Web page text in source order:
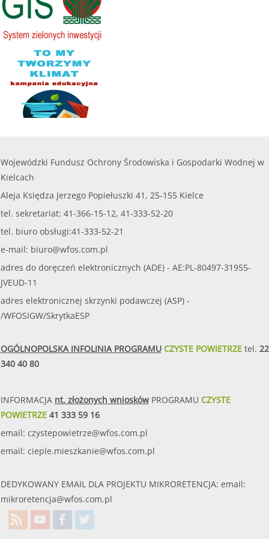
......
czytaj więcej...
Wojewódzki Fundusz Ochrony Środowiska i Gospodarki Wodnej w
Kielcach
Aleja Księdza Jerzego Popiełuszki 41, 25-155 Kielce
tel. sekretariat: 41-366-15-12, 41-333-52-20
tel. biuro obsługi:41-333-52-21
e-mail: biuro@wfos.com.pl
adres do doręczeń elektronicznych (ADE) - AE:PL-80497-31955-
JVEUD-11
adres elektronicznej skrzynki podawczej (ASP) -
/WFOSIGW/SkrytkaESP
OGÓLNOPOLSKA INFOLINIA PROGRAMUCZYSTE POWIETRZEtel. 22
340 40 80
INFORMACJA nt. złożonych wnioskówPROGRAMU CZYSTE
POWIETRZE41 333 59 16
email: czystepowietrze@wfos.com.pl
email: cieple.mieszkanie@wfos.com.pl
DEDYKOWANY EMAIL DLA PROJEKTU MIKRORETENCJA: email:
mikroretencja@wfos.com.pl